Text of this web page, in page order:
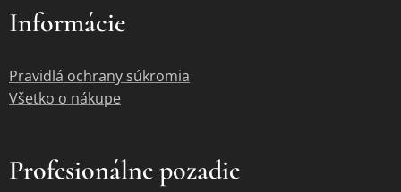
Informácie
Pravidlá ochrany súkromia
Všetko o nákupe
Profesionálne pozadie